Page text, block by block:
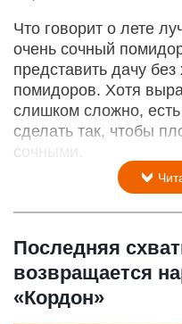
Что говорит о лете
очень сочный
представить дачу без
помидоров. Хотя
слишком сложно,
сделать так, чтобы
сочными.
Последняя
возвращается
«Кордон»